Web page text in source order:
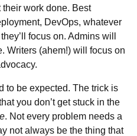
work done. Best
DevOps, whatever
focus on. Admins will
Writers (ahem!) will focus on
to be expected. The trick is
you don’t get stuck in the
. Not every problem needs a
not always be the thing that